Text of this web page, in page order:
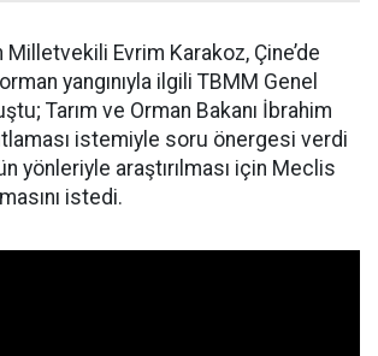
Milletvekili Evrim Karakoz, Çine’de
yangınıyla ilgili TBMM Genel
Tarım ve Orman Bakanı İbrahim
istemiyle soru önergesi verdi
yönleriyle araştırılması için Meclis
istedi.